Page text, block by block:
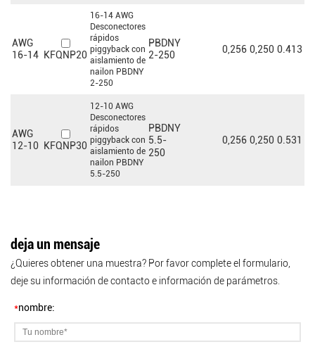
AWG
16-14 KFQNP20
16-14 AWG
Desconectores
rápidos
piggyback con
aislamiento de
nailon PBDNY
2-250
PBDNY
2-250
0,256 0,250 0.413
AWG
12-10
KFQNP30
12-10 AWG
Desconectores
rápidos
piggyback con
aislamiento de
nailon PBDNY
5.5-250
PBDNY
5.5-
250
0,256 0,250 0.531
deja un mensaje
¿Quieres obtener una muestra? Por favor complete el formulario,
deje su información de contacto e información de parámetros.
*nombre: